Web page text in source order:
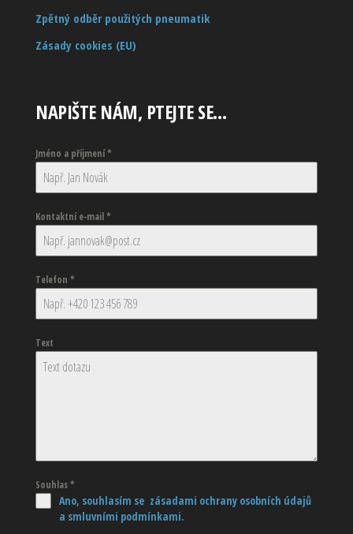
Zpětný odběr použitých pneumatik
Zásady cookies (EU)
NAPIŠTE NÁM, PTEJTE SE…
Jméno a příjmení*
Kontaktní e-mail*
Telefon *
Text
Souhlas*
Ano, souhlasím se zásadami ochrany osobních údajů
a smluvními podmínkami.